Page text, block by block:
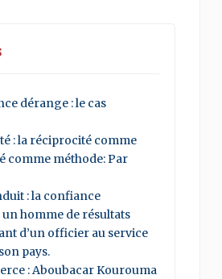
dérange : le cas
: la réciprocité comme
comme méthode: Par
: la confiance
homme de résultats
d’un officier au service
pays.
: Aboubacar Kourouma